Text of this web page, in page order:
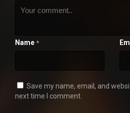
Name *
Save my name, email, and
next time I comment.